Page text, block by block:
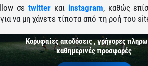
σε twitter και instagram, καθώς
για να μη χάνετε τίποτα από τη ροή του
Κορυφαίες αποδόσεις , γρήγορες
καθημερινές προσφορές